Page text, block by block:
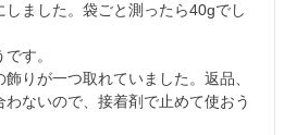
しました。袋ごと測ったら40gでし
す。
りが一つ取れていました。返品、
ないので、接着剤で止めて使おう